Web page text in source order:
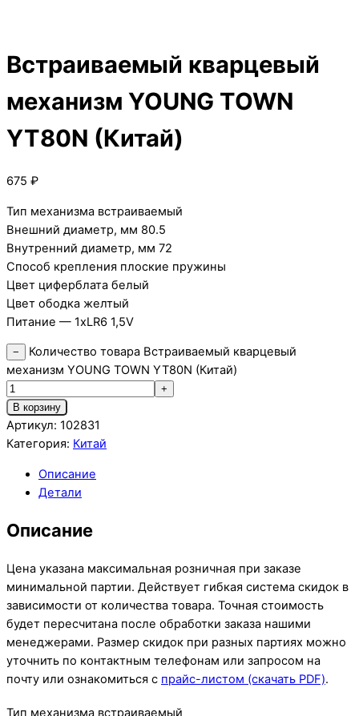
Встраиваемый кварцевый
механизм YOUNG TOWN
YT80N (Китай)
675 ₽
Тип механизма встраиваемый
Внешний диаметр, мм 80.5
Внутренний диаметр, мм 72
Способ крепления плоские пружины
Цвет циферблата белый
Цвет ободка желтый
Питание — 1xLR6 1,5V
−
Количество товара Встраиваемый кварцевый
механизм YOUNG TOWN YT80N (Китай)
+
В корзину
Артикул: 102831
Категория: Китай
Описание
Детали
Описание
Цена указана максимальная розничная при заказе
минимальной партии. Действует гибкая система скидок в
зависимости от количества товара. Точная стоимость
будет пересчитана после обработки заказа нашими
менеджерами. Размер скидок при разных партиях можно
уточнить по контактным телефонам или запросом на
почту или ознакомиться с прайс-листом (скачать PDF).
Тип механизма встраиваемый